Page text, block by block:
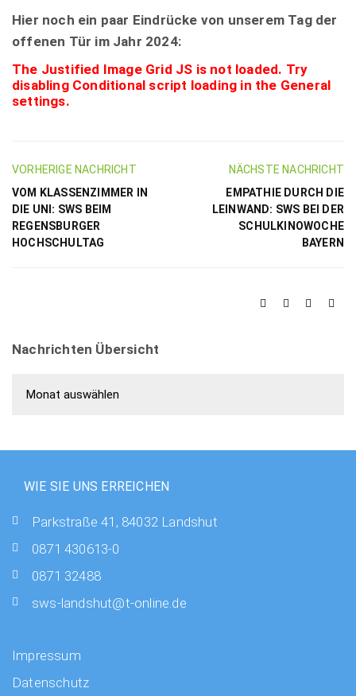
Hier noch ein paar Eindrücke von unserem Tag der
offenen Tür im Jahr 2024:
The Justified Image Grid JS is not loaded. Try
disabling Conditional script loading in the General
settings.
VORHERIGE NACHRICHT
VOM KLASSENZIMMER IN
DIE UNI: SWS BEIM
REGENSBURGER
HOCHSCHULTAG
NÄCHSTE NACHRICHT
EMPATHIE DURCH DIE
LEINWAND: SWS BEI DER
SCHULKINOWOCHE
BAYERN
Nachrichten Übersicht
WIE SIE UNS ERREICHEN
Parkstraße 41, 84032 Landshut
0871 430613-0
0871 32488
sws-landshut@t-online.de
Impressum
Datenschutz